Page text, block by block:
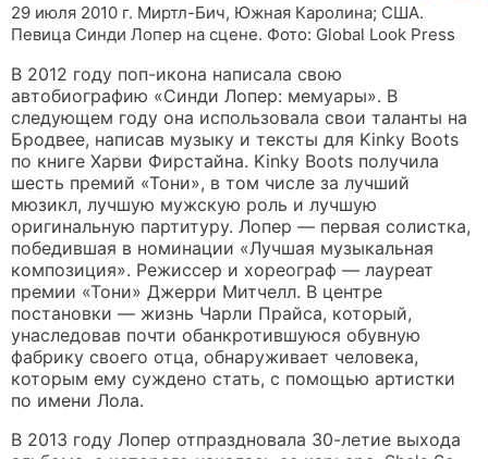
29 июля 2010 г. Миртл-Бич, Южная Каролина; США.
Певица Синди Лопер на сцене. Фото: Global Look Press
В 2012 году поп-икона написала свою
автобиографию «Синди Лопер: мемуары». В
следующем году она использовала свои таланты на
Бродвее, написав музыку и тексты для Kinky Boots
по книге Харви Фирстайна. Kinky Boots получила
шесть премий «Тони», в том числе за лучший
мюзикл, лучшую мужскую роль и лучшую
оригинальную партитуру. Лопер — первая солистка,
победившая в номинации «Лучшая музыкальная
композиция». Режиссер и хореограф — лауреат
премии «Тони» Джерри Митчелл. В центре
постановки — жизнь Чарли Прайса, который,
унаследовав почти обанкротившуюся обувную
фабрику своего отца, обнаруживает человека,
которым ему суждено стать, с помощью артистки
по имени Лола.
В 2013 году Лопер отпраздновала 30-летие выхода